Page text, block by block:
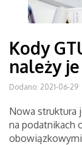
Kody
należy
Dodano: 2021-06-29
Nowa struktura
na podatnikach
obowiązkowymi